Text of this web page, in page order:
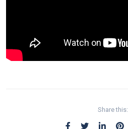
Share this: